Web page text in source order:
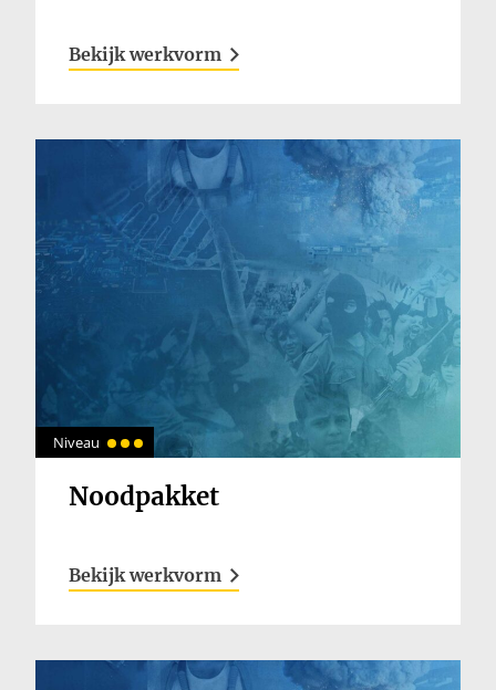
Bekijk werkvorm
Niveau
Noodpakket
Bekijk werkvorm